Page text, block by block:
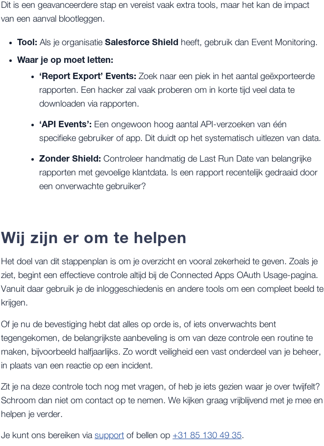
Dit is een geavanceerdere stap en vereist vaak extra tools, maar het kan de impact
van een aanval blootleggen.
Tool: Als je organisatie Salesforce Shield heeft, gebruik dan Event Monitoring.
Waar je op moet letten:
‘Report Export’ Events: Zoek naar een piek in het aantal geëxporteerde
rapporten. Een hacker zal vaak proberen om in korte tijd veel data te
downloaden via rapporten.
‘API Events’: Een ongewoon hoog aantal API-verzoeken van één
specifieke gebruiker of app. Dit duidt op het systematisch uitlezen van data.
Zonder Shield: Controleer handmatig de Last Run Date van belangrijke
rapporten met gevoelige klantdata. Is een rapport recentelijk gedraaid door
een onverwachte gebruiker?
Wij zijn er om te helpen
Het doel van dit stappenplan is om je overzicht en vooral zekerheid te geven. Zoals je
ziet, begint een effectieve controle altijd bij de Connected Apps OAuth Usage-pagina.
Vanuit daar gebruik je de inloggeschiedenis en andere tools om een compleet beeld te
krijgen.
Of je nu de bevestiging hebt dat alles op orde is, of iets onverwachts bent
tegengekomen, de belangrijkste aanbeveling is om van deze controle een routine te
maken, bijvoorbeeld halfjaarlijks. Zo wordt veiligheid een vast onderdeel van je beheer,
in plaats van een reactie op een incident.
Zit je na deze controle toch nog met vragen, of heb je iets gezien waar je over twijfelt?
Schroom dan niet om contact op te nemen. We kijken graag vrijblijvend met je mee en
helpen je verder.
Je kunt ons bereiken via support of bellen op +31 85 130 49 35.